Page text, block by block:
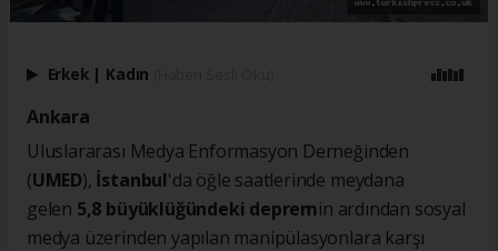
Erkek Kadın
Ankara
Uluslararası Medya Enformasyon Derneğinden
(UMED), İstanbul'da öğle saatlerinde meydana
gelen 5,8 büyüklüğündeki depremin ardından sosyal
medya üzerinden yapılan manipülasyonlara karşı